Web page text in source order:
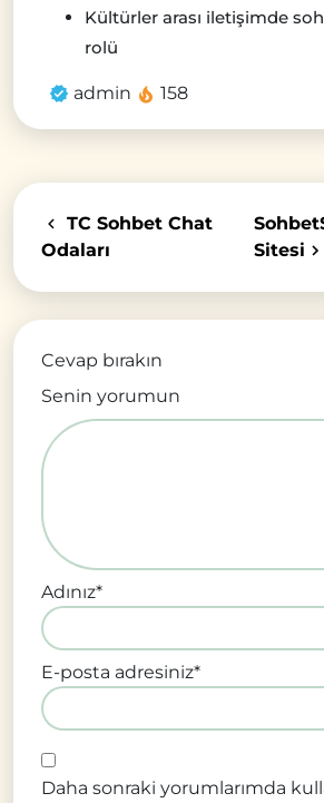
Kültürler arası iletişimde
rolü
admin 158
TC Sohbet Chat
Odaları
Sitesi
Cevap bırakın
Senin yorumun
Adınız*
E-posta adresiniz*
Daha sonraki yorumlarımda